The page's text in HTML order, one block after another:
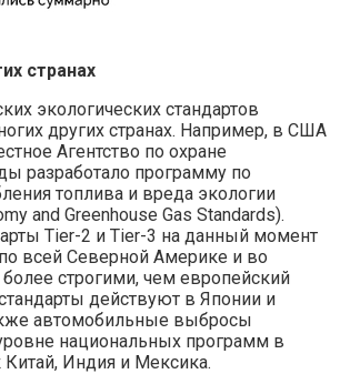
странах
экологических стандартов
других странах. Например, в США
Агентство по охране
разработало программу по
топлива и вреда экологии
and Greenhouse Gas Standards).
Tier-2 и Tier-3 на данный момент
всей Северной Америке и во
строгими, чем европейский
действуют в Японии и
автомобильные выбросы
национальных программ в
Китай, Индия и Мексика.